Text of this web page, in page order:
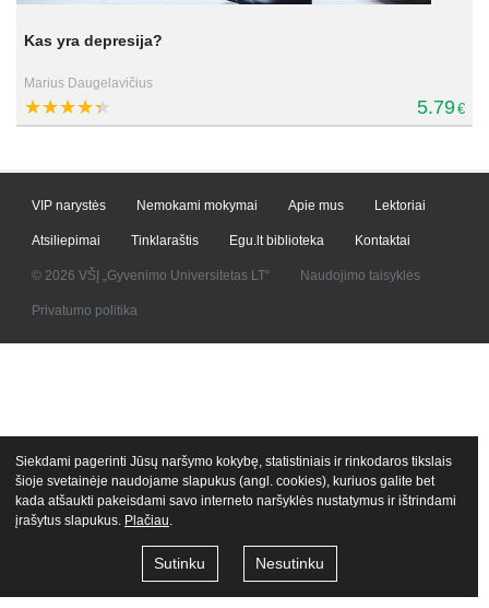
Kas yra depresija?
Marius Daugelavičius
5.79€
VIP narystės Nemokami mokymai Apie mus Lektoriai
Atsiliepimai Tinklaraštis Egu.lt biblioteka Kontaktai
© 2026 VŠĮ „Gyvenimo Universitetas LT“ Naudojimo taisyklės
Privatumo politika
Siekdami pagerinti Jūsų naršymo kokybę, statistiniais ir rinkodaros tikslais
šioje svetainėje naudojame slapukus (angl. cookies), kuriuos galite bet
kada atšaukti pakeisdami savo interneto naršyklės nustatymus ir ištrindami
įrašytus slapukus. Plačiau
Sutinku Nesutinku